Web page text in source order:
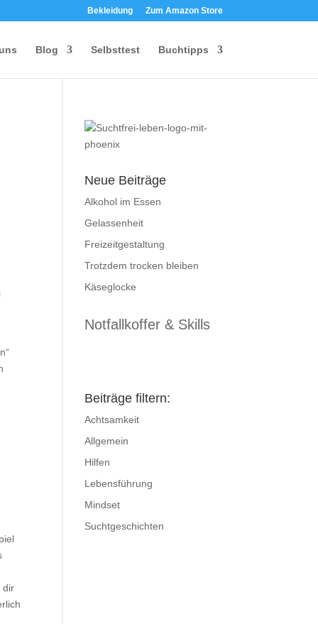
Bekleidung Zum Amazon Store
Blog Selbsttest Buchtipps
dir
Neue Beiträge
Alkohol im Essen
Gelassenheit
Freizeitgestaltung
Trotzdem trocken bleiben
Käseglocke
Notfallkoffer & Skills
Beiträge filtern:
Achtsamkeit
Allgemein
Hilfen
Lebensführung
Mindset
Suchtgeschichten